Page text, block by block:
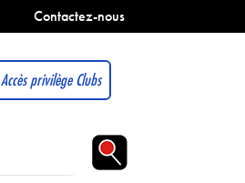
Contactez-nous
Accès privilège Clubs